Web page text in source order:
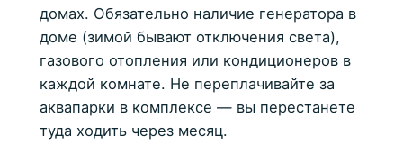
домах. Обязательно наличие генератора в
доме (зимой бывают отключения света),
газового отопления или кондиционеров в
каждой комнате. Не переплачивайте за
аквапарки в комплексе — вы перестанете
туда ходить через месяц.